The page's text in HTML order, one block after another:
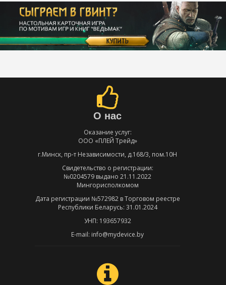
О нас
Оказание услуг:
ООО «ПЛЕЙ Трейд»
г.Минск, пр-т Независимости, д.168/3, пом.10Н
Свидетельство о регистрации:
№0204579 выдано 21.11.2022
Мингорисполкомом
Дата регистрации №572982 в Торговом реестре
Республики Беларусь: 31.01.2024
УНП: 193657932
E-mail: info@mydevice.by